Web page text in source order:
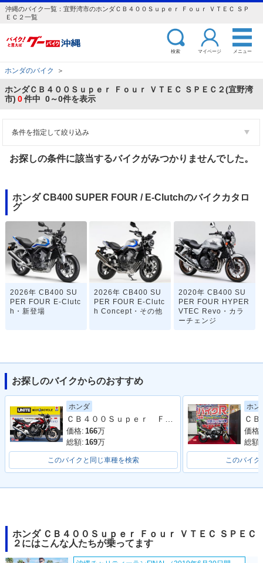
沖縄のバイク一覧：宜野湾市のホンダＣＢ４００Ｓｕｐｅｒ Ｆｏｕｒ ＶＴＥＣ ＳＰ
ＥＣ２一覧
検索 マイページ メニュー
ホンダのバイク ＞
ホンダＣＢ４００Ｓｕｐｅｒ Ｆｏｕｒ ＶＴＥＣ ＳＰＥＣ２(宜野湾
市) 0件中 0～0件を表示
条件を指定して絞り込み
お探しの条件に該当するバイクがみつかりませんでした。
ホンダ CB400 SUPER FOUR / E-Clutchのバイクカタロ
グ
2026年 CB400 SU
PER FOUR E-Clutc
h・新登場
2026年 CB400 SU
PER FOUR E-Clutc
h Concept・その他
2020年 CB400 SU
PER FOUR HYPER
VTEC Revo・カラ
ーチェンジ
2019年 CB400 SU
PER FOUR HYPER
VTEC Revo・マイ
ナーチェンジ
PER FOUR HYPER
VTEC Revo ABS・
カラーチェンジ
2018年 CB400 SU
PER FOUR HYPER
VTEC Revo・カラ
ーチェンジ
2018年 CB400 SU
PER FOUR HYPER
VTEC Revo ABS・
マイナーチェンジ
PER FOUR HYPER
VTEC Revo・マイ
ナーチェンジ
PER FOUR HYPER
l Edition・特別・限
お探しのバイクからのおすすめ
ホンダ
ＣＢ４００Ｓｕｐｅｒ Ｆｏｕｒ ＶＴＥＣ Ｒｅｖｏ ＮＣ４２後期 最終型 ワンオーナー
価格: 166万
総額: 169万
このバイクと同じ車種を検索
ホン
価格:
総額:
このバイク
ホンダ ＣＢ４００Ｓｕｐｅｒ Ｆｏｕｒ ＶＴＥＣ ＳＰＥＣ
２にはこんな人たちが乗ってます